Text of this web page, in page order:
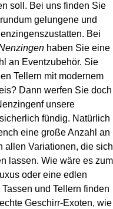
soll. Bei uns finden Sie
gelungene und
Bei
haben Sie eine
an Eventzubehör. Sie
Tellern mit modernem
Dann werfen Sie doch
unsere
fündig. Natürlich
eine große Anzahl an
allen Variationen, die sich
lassen. Wie wäre es zum
oder eine edlen
und Tellern finden
Geschirr-Exoten, wie